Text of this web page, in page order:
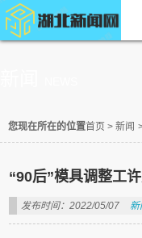
您现在所在的位置首页 > 新闻
“90后”模具调整工
发布时间：2022/05/07 新